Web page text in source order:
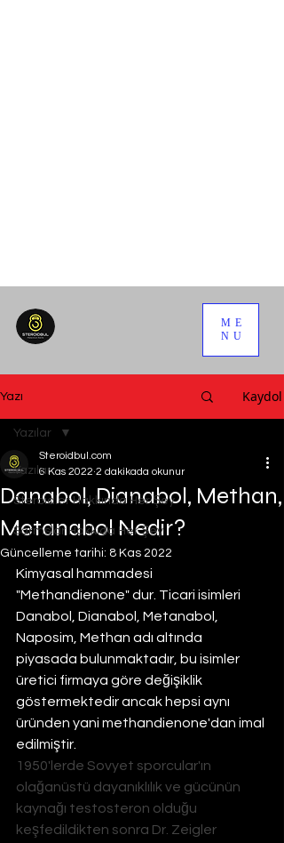
ME
NU
Yazı Kaydol
Yazılar
Steroidler Hakkında Her Şey
Sarmslar Hakkıda Her Şey
Yazılar
Danabol, Dianabol, Methan,
Metanabol Nedir?
Steroidbul.com
6 Kas 2022 2 dakikada okunur
Güncelleme tarihi: 8 Kas 2022
Kimyasal hammadesi
"Methandienone" dur. Ticari isimleri
Danabol, Dianabol, Metanabol,
Naposim, Methan adı altında
piyasada bulunmaktadır, bu isimler
üretici firmaya göre değişiklik
göstermektedir ancak hepsi aynı
üründen yani methandienone'dan imal
edilmiştir.
1950'lerde Sovyet sporcular'ın
olağanüstü dayanıklılık ve gücünün
kaynağı testosteron olduğu
keşfedildikten sonra Dr. Zeigler